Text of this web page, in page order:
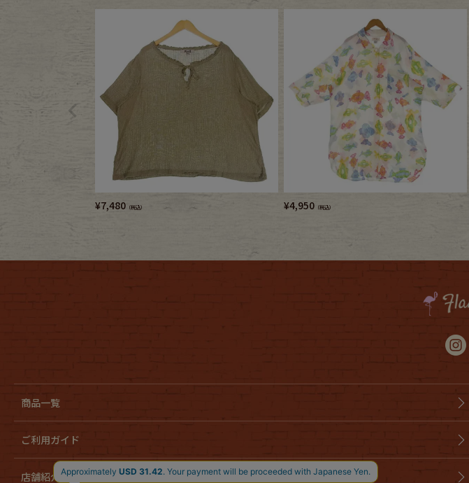
¥7,480 （税込） ¥4,950 （税込）
商品一覧
ご利用ガイド
店舗紹介